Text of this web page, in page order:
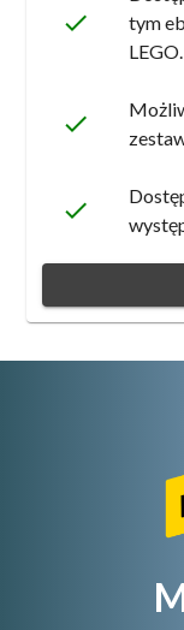
done
tym
LEGO.
done
done